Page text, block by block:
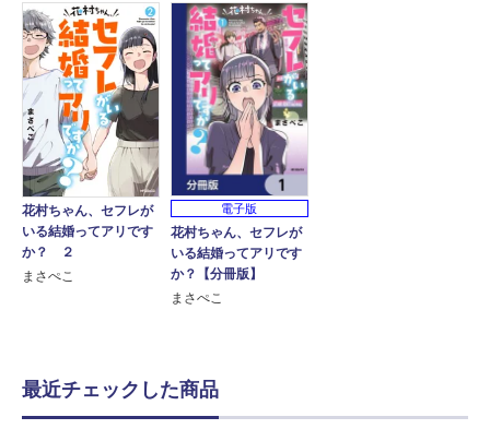
花村ちゃん、セフレが
いる結婚ってアリです
か？ ２
まさぺこ
電子版
花村ちゃん、セフレが
いる結婚ってアリです
か？【分冊版】
まさぺこ
最近チェックした商品